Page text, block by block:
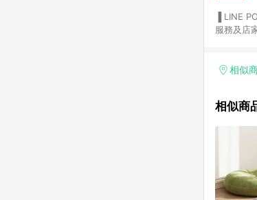
服務及店
享有 LINE POINTS 回饋。 (3) 若購買之
會有時間
點數回
相似
相似商